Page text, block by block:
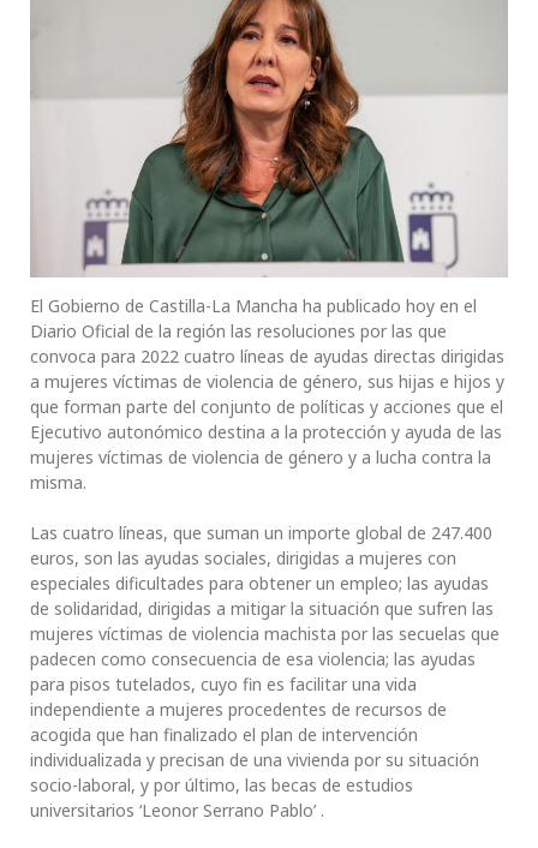
El Gobierno de Castilla-La Mancha ha publicado hoy en el
Diario Oficial de la región las resoluciones por las que
convoca para 2022 cuatro líneas de ayudas directas dirigidas
a mujeres víctimas de violencia de género, sus hijas e hijos y
que forman parte del conjunto de políticas y acciones que el
Ejecutivo autonómico destina a la protección y ayuda de las
mujeres víctimas de violencia de género y a lucha contra la
misma.
Las cuatro líneas, que suman un importe global de 247.400
euros, son las ayudas sociales, dirigidas a mujeres con
especiales dificultades para obtener un empleo; las ayudas
de solidaridad, dirigidas a mitigar la situación que sufren las
mujeres víctimas de violencia machista por las secuelas que
padecen como consecuencia de esa violencia; las ayudas
para pisos tutelados, cuyo fin es facilitar una vida
independiente a mujeres procedentes de recursos de
acogida que han finalizado el plan de intervención
individualizada y precisan de una vivienda por su situación
socio-laboral, y por último, las becas de estudios
universitarios ‘Leonor Serrano Pablo’ .